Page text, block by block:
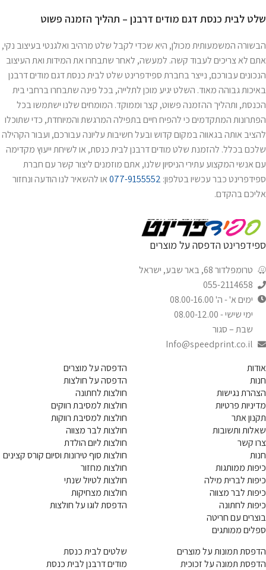
שלט לבית כנסת דגם מודים דרבנן – תהליך הזמנה פשוט
הבשורה המשמעותית מכולן, היא שכדי לקבל שלט מרהיב ואלגנטי בעיצוב נקי,
אתם לא צריכים לעבוד קשה. למעשה, לאחר שתבחרו את המידות ואת העיצוב
הנכונים עבורכם, נייצר בחברת ספידפרינט שלט לבית כנסת דגם מודים דרבנן
באיכות גבוהה מאוד. השלט יגיע מוכן לתלייה, בכל פינה שתבחרו ברחבי בית
הכנסת, ותהליך ההזמנה פשוט, קצר וממוקד. המומחים שלנו ישתמשו בכל
הפתרונות המתקדמים כי להפיח חיים בתפילה המרגשת והמיוחדת, כדי שתוכלו
להציב אותה בגאווה במקום קדוש ובעל חשיבות עליונה עבורכם, ועבור הקהילה
שלכם בכלל. להזמנת שלט מודים דרבנן לבית כנסת, או לשיחת ייעוץ מקדימה
עם אנשי המקצוע עתירי הניסיון שלנו, אתם מוזמנים ליצור קשר עם חברת
ספידפרינט כבר עכשיו בטלפון: 077-9155552או להשאיר לנו הודעה ונחזור
אליכם בהקדם.
ספידפרינט הדפסה על מוצרים
טרומפלדור 68, באר שבע, ישראל
055-2114658
ימים א' - ה' 08.00-16.00
ימי שישי - 08.00-12.00
שבת – סגור
Info@speedprint.co.il
אודות
חנות
הצהרת נגישות
מדיניות פרטיות
תקנון אתר
שאלות ותשובות
צרו קשר
חנות
כיפות ממותגות
כיפות לברית מילה
כיפות לבר מצווה
כיפות לחתונה
בוצרים עם חריטה
ספלים ממותגים
הדפסה על מוצרים
הדפסה על חולצות
חולצות לחתונה
חולצות למסיבת רווקים
חולצות למסיבת רווקות
חולצות לבר מצווה
חולצות ליום הולדת
חולצות סוף טירונות וסיום קורס קצינים
חולצות מחזור
חולצות לטיול שנתי
חולצות מצחיקות
הדפסת לוגו על חולצות
הדפסת תמונות על מוצרים
הדפסת תמונה על זכוכית
שלטים לבית כנסת
מודים דרבנן לבית כנסת